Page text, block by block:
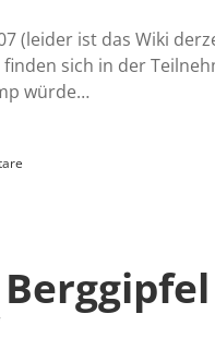
(leider ist das Wiki
sich in der
würde…